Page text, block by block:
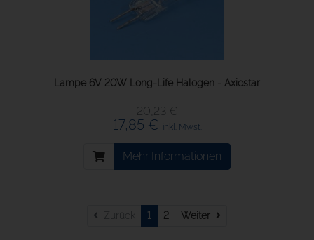
Lampe 6V 20W Long-Life Halogen - Axiostar
20,23 €
17,85 € inkl. Mwst.
Mehr Informationen
Zurück 1 2 Weiter